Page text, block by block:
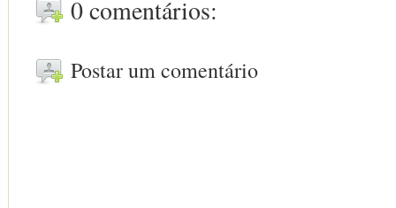
0 comentários:
Postar um comentário